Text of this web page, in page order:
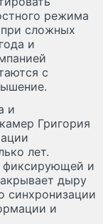
режима
сложных
и
с
и
Григория
лет.
фиксирующей и
дыру
синхронизации
и